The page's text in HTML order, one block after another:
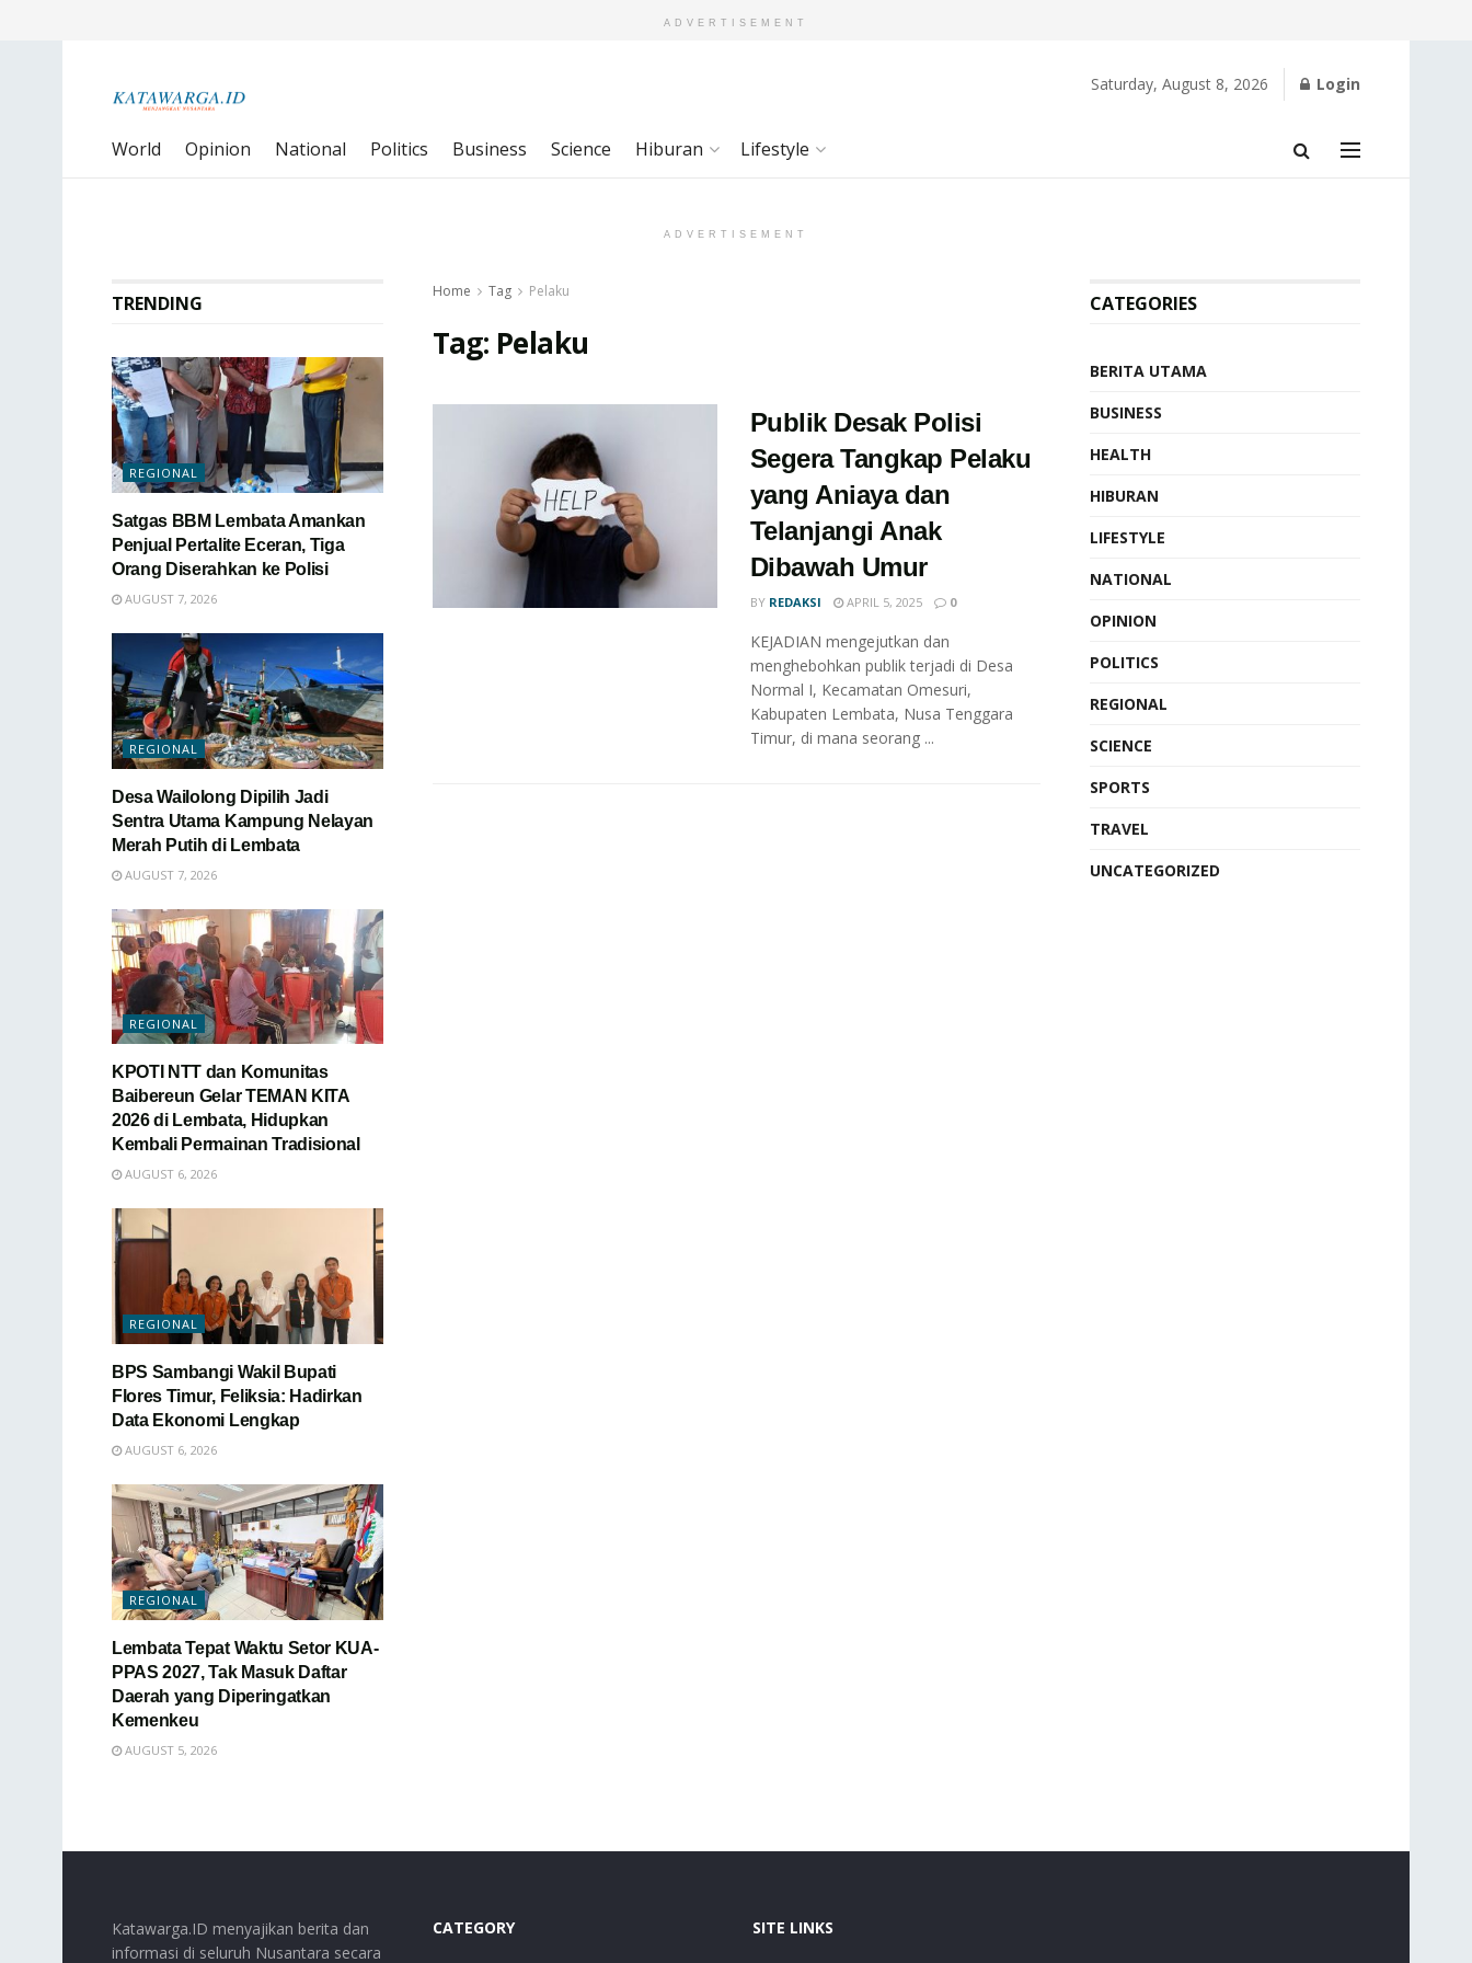
ADVERTISEMENT
Saturday, August 8, 2026 Login
World Opinion National Politics Business Science Hiburan Lifestyle
ADVERTISEMENT
Home Tag Pelaku
Tag: Pelaku
Publik Desak Polisi
Segera Tangkap Pelaku
yang Aniaya dan
Telanjangi Anak
Dibawah Umur
BY REDAKSI APRIL 5, 2025 0
KEJADIAN mengejutkan dan
menghebohkan publik terjadi di Desa
Normal I, Kecamatan Omesuri,
Kabupaten Lembata, Nusa Tenggara
Timur, di mana seorang ...
TRENDING
REGIONAL
Satgas BBM Lembata Amankan
Penjual Pertalite Eceran, Tiga
Orang Diserahkan ke Polisi
AUGUST 7, 2026
REGIONAL
Desa Wailolong Dipilih Jadi
Sentra Utama Kampung Nelayan
Merah Putih di Lembata
AUGUST 7, 2026
REGIONAL
KPOTI NTT dan Komunitas
Baibereun Gelar TEMAN KITA
2026 di Lembata, Hidupkan
Kembali Permainan Tradisional
AUGUST 6, 2026
REGIONAL
BPS Sambangi Wakil Bupati
Flores Timur, Feliksia: Hadirkan
Data Ekonomi Lengkap
AUGUST 6, 2026
REGIONAL
Lembata Tepat Waktu Setor KUA-
PPAS 2027, Tak Masuk Daftar
Daerah yang Diperingatkan
Kemenkeu
AUGUST 5, 2026
CATEGORIES
BERITA UTAMA
BUSINESS
HEALTH
HIBURAN
LIFESTYLE
NATIONAL
OPINION
POLITICS
REGIONAL
SCIENCE
SPORTS
TRAVEL
UNCATEGORIZED
Katawarga.ID menyajikan berita dan
informasi di seluruh Nusantara secara
CATEGORY SITE LINKS